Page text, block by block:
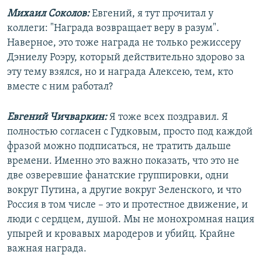
Михаил Соколов:Евгений, я тут прочитал у
коллеги: "Награда возвращает веру в разум".
Наверное, это тоже награда не только режиссеру
Дэниелу Роэру, который действительно здорово за
эту тему взялся, но и награда Алексею, тем, кто
вместе с ним работал?
Евгений Чичваркин:Я тоже всех поздравил. Я
полностью согласен с Гудковым, просто под каждой
фразой можно подписаться, не тратить дальше
времени. Именно это важно показать, что это не
две озверевшие фанатские группировки, одни
вокруг Путина, а другие вокруг Зеленского, и что
Россия в том числе – это и протестное движение, и
люди с сердцем, душой. Мы не монохромная нация
упырей и кровавых мародеров и убийц. Крайне
важная награда.